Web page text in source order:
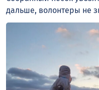
дальше, волонтеры не